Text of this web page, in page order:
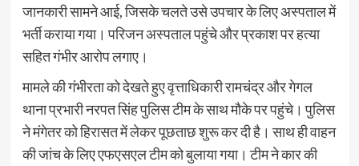
जानकारी सामने आई, जिसके चलते उसे उपचार के लिए अस्पताल में
भर्ती कराया गया। परिजन अस्पताल पहुंचे और प्रकाश पर हत्या
सहित गंभीर आरोप लगाए।
मामले की गंभीरता को देखते हुए वृत्ताधिकारी रामचंद्र और गेगल
थाना प्रभारी नरपत सिंह पुलिस टीम के साथ मौके पर पहुंचे। पुलिस
ने मंगेतर को हिरासत में लेकर पूछताछ शुरू कर दी है। साथ ही वाहन
की जांच के लिए एफएसएल टीम को बुलाया गया। टीम ने कार की